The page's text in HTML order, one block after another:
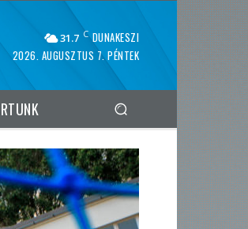
31.7 C DUNAKESZI
2026. AUGUSZTUS 7. PÉNTEK